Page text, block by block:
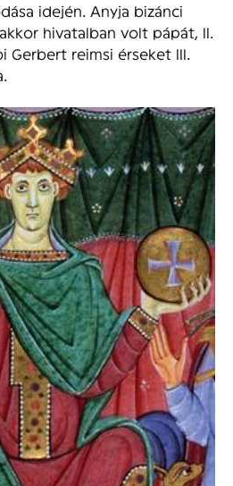
idején. Anyja bizánci
hivatalban volt pápát, II.
Gerbert reimsi érseket III.